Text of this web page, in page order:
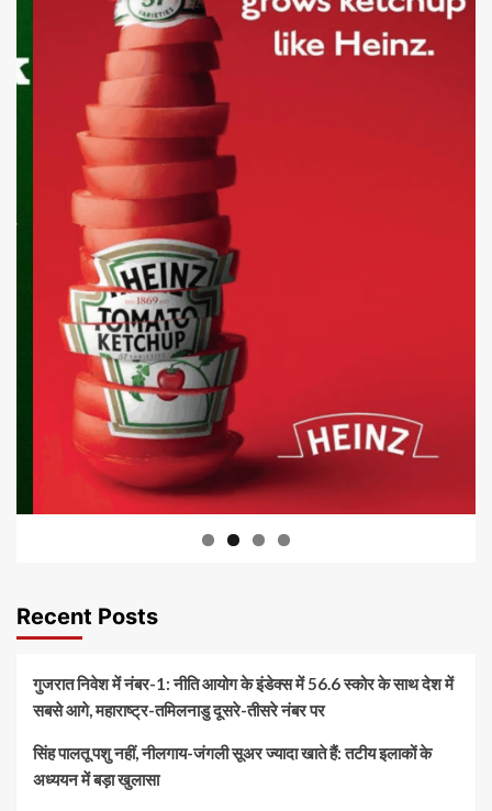
Recent Posts
गुजरात निवेश में नंबर-1: नीति आयोग के इंडेक्स में 56.6 स्कोर के साथ देश में
सबसे आगे, महाराष्ट्र-तमिलनाडु दूसरे-तीसरे नंबर पर
सिंह पालतू पशु नहीं, नीलगाय-जंगली सूअर ज्यादा खाते हैं: तटीय इलाकों के
अध्ययन में बड़ा खुलासा